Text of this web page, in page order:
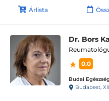
Árlista
Dr. Bors
0.0
Budapest, XIII.